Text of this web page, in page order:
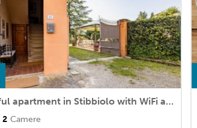
Beautiful apartment in Stibbiolo with WiFi and 2 Bedrooms
2 Camere